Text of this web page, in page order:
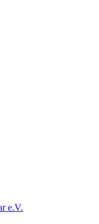
e.V.